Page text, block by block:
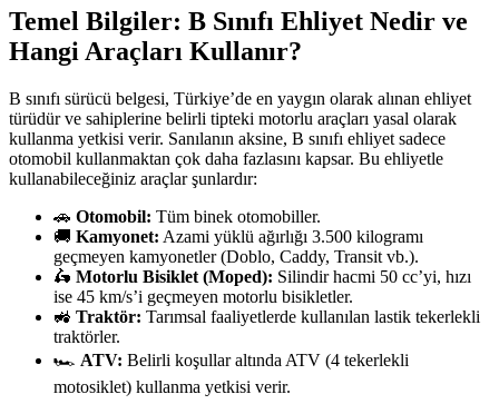
Temel Bilgiler: B Sınıfı Ehliyet Nedir ve
Hangi Araçları Kullanır?
B sınıfı sürücü belgesi, Türkiye’de en yaygın olarak alınan ehliyet
türüdür ve sahiplerine belirli tipteki motorlu araçları yasal olarak
kullanma yetkisi verir. Sanılanın aksine, B sınıfı ehliyet sadece
otomobil kullanmaktan çok daha fazlasını kapsar. Bu ehliyetle
kullanabileceğiniz araçlar şunlardır:
🚗 Otomobil: Tüm binek otomobiller.
🚚 Kamyonet: Azami yüklü ağırlığı 3.500 kilogramı
geçmeyen kamyonetler (Doblo, Caddy, Transit vb.).
🛵 Motorlu Bisiklet (Moped): Silindir hacmi 50 cc’yi, hızı
ise 45 km/s’i geçmeyen motorlu bisikletler.
🚜 Traktör: Tarımsal faaliyetlerde kullanılan lastik tekerlekli
traktörler.
🏎️ ATV: Belirli koşullar altında ATV (4 tekerlekli
motosiklet) kullanma yetkisi verir.